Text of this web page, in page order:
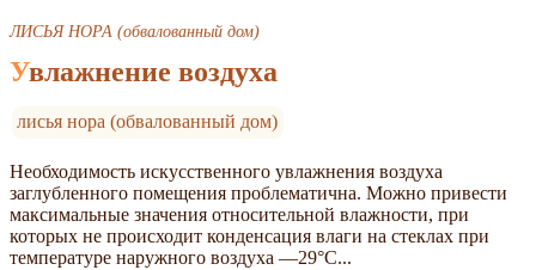
ЛИСЬЯ НОРА (обвалованный дом)
Увлажнение воздуха
лисья нора (обвалованный дом)
Необходимость искусственного увлажнения воздуха
заглубленного помещения проблематична. Можно привести
максимальные значения относительной влажности, при
которых не происходит конденсация влаги на стеклах при
температуре наружного воздуха —29°С...